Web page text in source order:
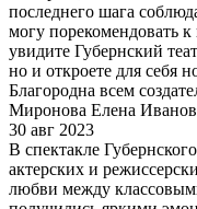
последнего шага
могу порекомендовать
увидите Губернский
но и откроете для себя
Благородна всем
Миронова Елена
30 авг 2023
В спектакле
актерских и
любви между